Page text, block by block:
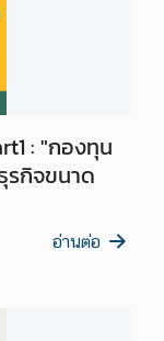
: "กองทุน
รกิจขนาด
อ่านต่อ